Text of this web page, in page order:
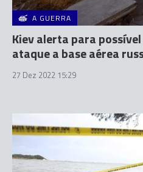
A GUERRA
Kiev alerta para
ataque a base aérea
27 Dez 2022 15:29